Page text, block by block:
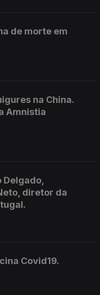
de morte em
na China.
Amnistia
diretor da
Covid19.